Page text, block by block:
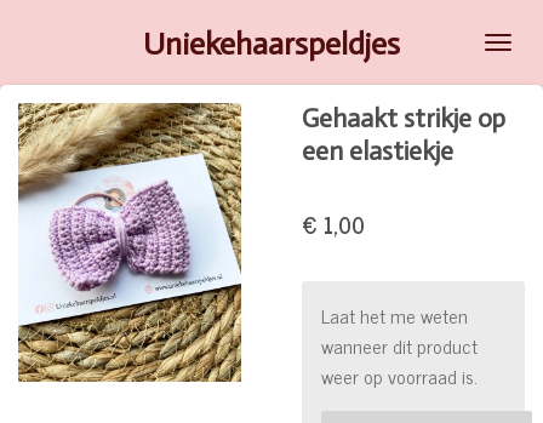
naar
de
hoofdinhoud
Uniekehaarspeldjes
Gehaakt strikje op
een elastiekje
€ 1,00
Laat het me weten
wanneer dit product
weer op voorraad is.